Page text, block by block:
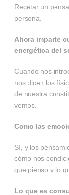
Recetar un
persona.
Ahora imparte
energética del
Cuando nos
nos dicen los
de nuestra
vemos.
Como las
Sí, y los
cómo nos
que pienso y lo
Lo que es